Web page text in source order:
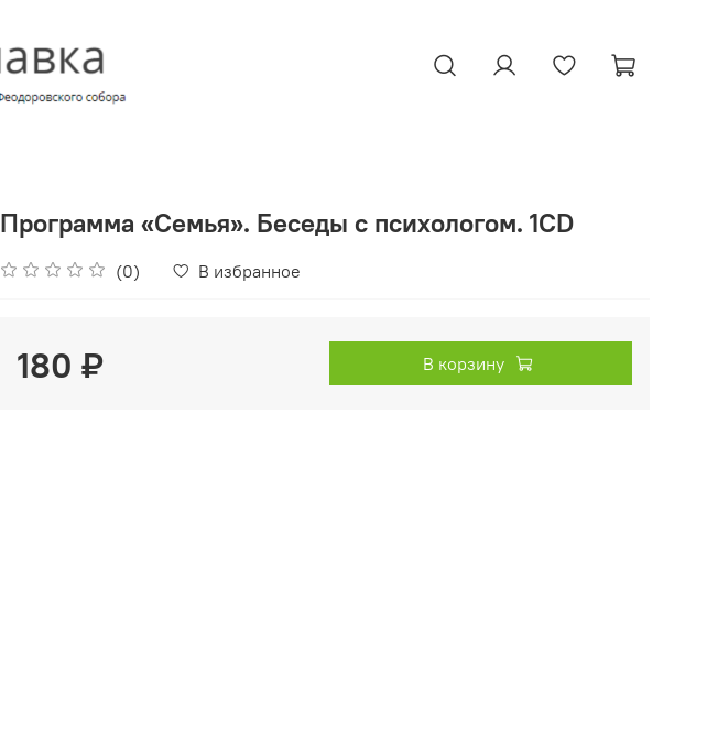
Программа «Семья». Беседы с психологом. 1CD
(0) В избранное
180 ₽ В корзину